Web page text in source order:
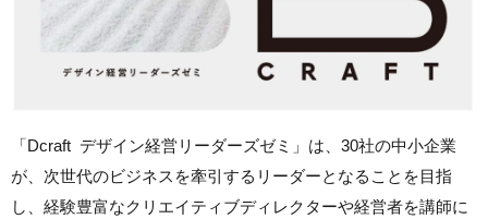
「Dcraft デザイン経営リーダーズゼミ」は、 30社の中小企業
が、次世代のビジネスを牽引するリーダーとなることを目指
し、経験豊富なクリエイティブディレクターや経営者を講師に